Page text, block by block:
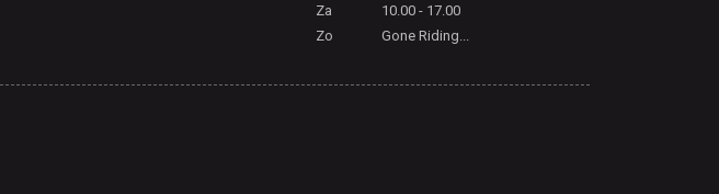
Za
10.00 - 17.00
Zo
Gone Riding...